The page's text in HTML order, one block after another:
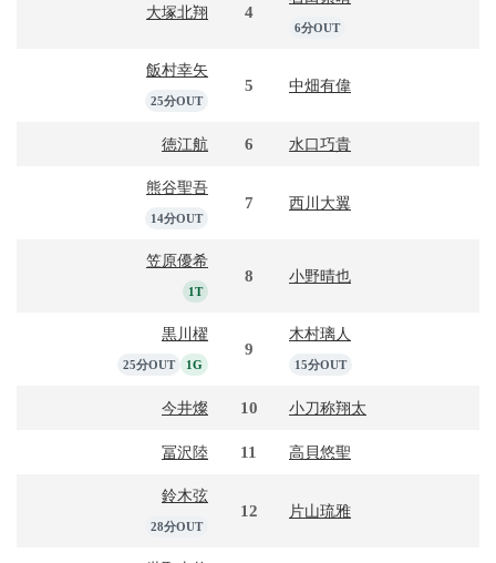
大塚北翔 4
6分OUT
飯村幸矢
25分OUT
5 中畑有偉
徳江航 6 水口巧貴
熊谷聖吾
14分OUT
7 西川大翼
笠原優希
1T
8 小野晴也
黒川櫂
25分OUT 1G
9
木村璃人
15分OUT
今井燦 10 小刀称翔太
冨沢陸 11 高貝悠聖
鈴木弦
28分OUT
12 片山琉雅